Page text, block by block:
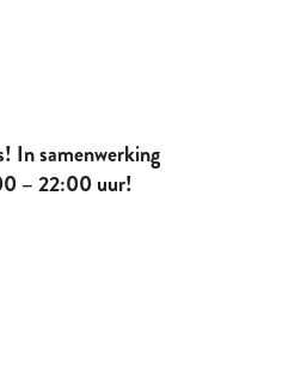
In samenwerking
– 22:00 uur!